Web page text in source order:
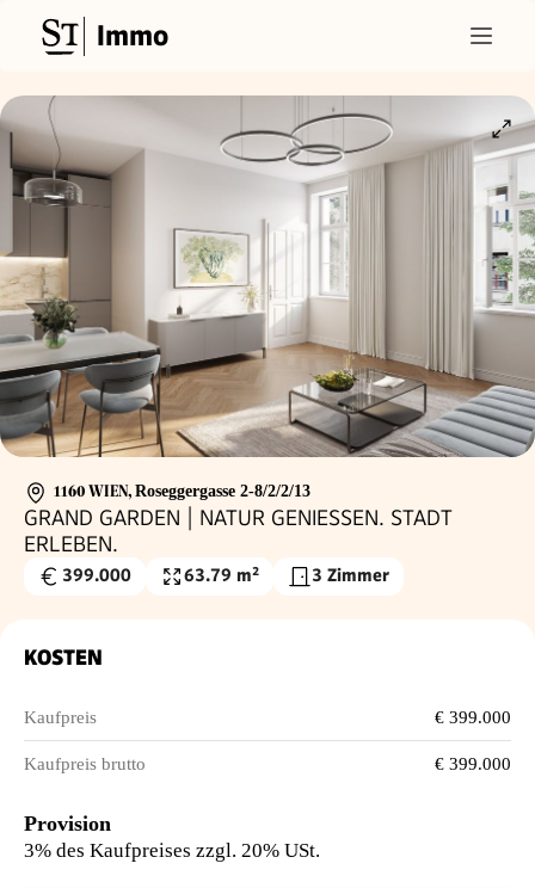
Immo
1160 WIEN, Roseggergasse 2-8/2/2/13
GRAND GARDEN | NATUR GENIESSEN. STADT
ERLEBEN.
Kaufpreis
399.000
Nutzfläche
63.79 m² 3 Zimmer
KOSTEN
Kaufpreis € 399.000
Kaufpreis brutto € 399.000
Provision
3% des Kaufpreises zzgl. 20% USt.